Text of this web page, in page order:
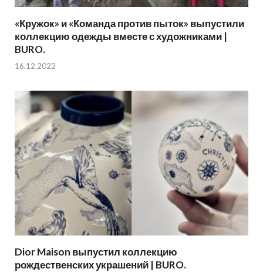
«Кружок» и «Команда против пыток» выпустили
коллекцию одежды вместе с художниками |
BURO.
16.12.2022
Dior Maison выпустил коллекцию
рождественских украшений | BURO.